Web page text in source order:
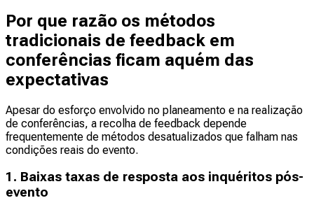
Por que razão os métodos
tradicionais de feedback em
conferências ficam aquém das
expectativas
Apesar do esforço envolvido no planeamento e na realização
de conferências, a recolha de feedback depende
frequentemente de métodos desatualizados que falham nas
condições reais do evento.
1. Baixas taxas de resposta aos inquéritos pós-
evento